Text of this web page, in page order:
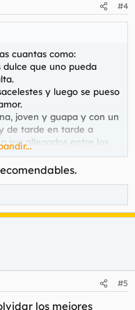
#4
cuantas como:
que uno pueda
y luego se pueso
joven y guapa y con un
de tarde en tarde a
sus allegados entre los
Sara Bugatti, una chica
un par de razones para
cum laude.
#5
los mejores